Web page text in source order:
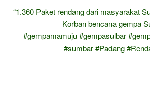
“1.360 Paket rendang dari masyarakat
Korban bencana gempa
#gempamamuju #gempasulbar
#sumbar #Padang